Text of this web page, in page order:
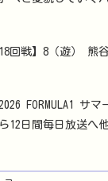
18回戦】8（遊）
FORMULA1 サマ
12日間毎日放送へ